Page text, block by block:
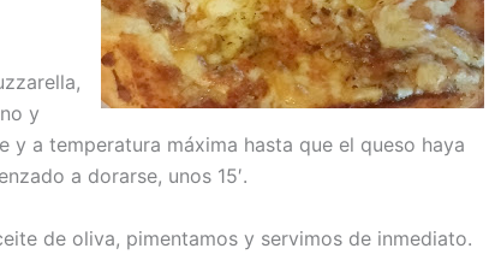
y
y a temperatura máxima hasta que el queso haya
a dorarse, unos 15′.
de oliva, pimentamos y servimos de inmediato.